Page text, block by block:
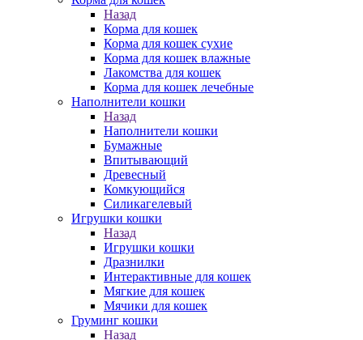
Назад
Корма для кошек
Корма для кошек сухие
Корма для кошек влажные
Лакомства для кошек
Корма для кошек лечебные
Наполнители кошки
Назад
Наполнители кошки
Бумажные
Впитывающий
Древесный
Комкующийся
Силикагелевый
Игрушки кошки
Назад
Игрушки кошки
Дразнилки
Интерактивные для кошек
Мягкие для кошек
Мячики для кошек
Груминг кошки
Назад